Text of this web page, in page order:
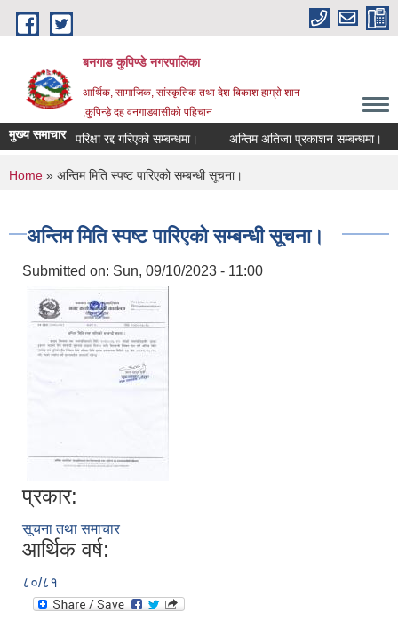
Skip to main content
बनगाड कुपिण्डे नगरपालिका
आर्थिक, सामाजिक, सांस्कृतिक तथा देश बिकाश हाम्रो शान
,कुपिन्ड़े दह वनगाडवासीको पहिचान
मुख्य समाचारपरिक्षा रद्द गरिएको सम्बन्धमा। अन्तिम अतिजा प्रकाशन सम्बन्धमा।
You are here
Home » अन्तिम मिति स्पष्ट पारिएको सम्बन्धी सूचना।
अन्तिम मिति स्पष्ट पारिएको सम्बन्धी सूचना।
Submitted on: Sun, 09/10/2023 - 11:00
प्रकार:
सूचना तथा समाचार
आर्थिक वर्ष:
८०/८१